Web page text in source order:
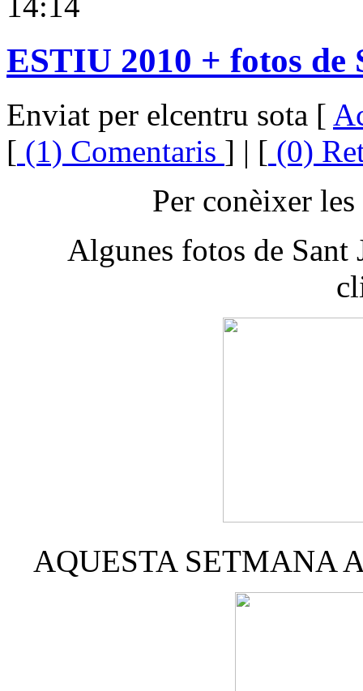
ESTIU 2010 + fotos de
Enviat per elcentru sota [
[ (1) Comentaris ] | [ (0)
Per conèixer
Algunes fotos de Sant
AQUESTA SETMANA